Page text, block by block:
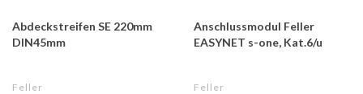
Abdeckstreifen SE 220mm
DIN45mm
Feller
Anschlussmodul Feller
EASYNET s-one, Kat.6/u
Feller